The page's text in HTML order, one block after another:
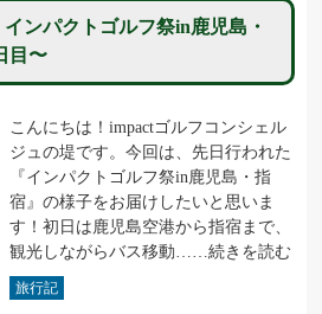
ンパクトゴルフ祭in鹿児島・
目〜
こんにちは！impactゴルフコンシェル
ジュの堤です。今回は、先日行われた
『インパクトゴルフ祭in鹿児島・指
宿』の様子をお届けしたいと思いま
す！初日は鹿児島空港から指宿まで、
観光しながらバス移動……続きを読む
旅行記